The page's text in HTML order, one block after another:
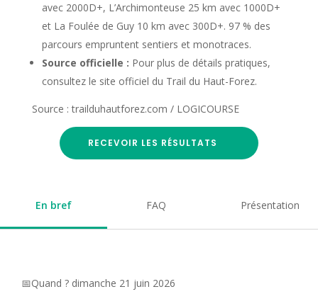
avec 2000D+, L’Archimonteuse 25 km avec 1000D+
et La Foulée de Guy 10 km avec 300D+. 97 % des
parcours empruntent sentiers et monotraces.
Source officielle : Pour plus de détails pratiques,
consultez le site officiel du Trail du Haut-Forez.
Source : trailduhautforez.com / LOGICOURSE
RECEVOIR LES RÉSULTATS
En bref FAQ Présentation
📅Quand ? dimanche 21 juin 2026